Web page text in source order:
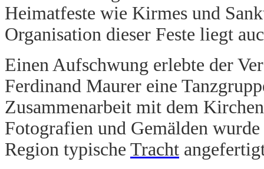
Heimatfeste wie Kirmes und
Organisation dieser Feste liegt
Einen Aufschwung erlebte der
Ferdinand Maurer eine
Zusammenarbeit mit dem
Fotografien und Gemälden
Region typische Tracht